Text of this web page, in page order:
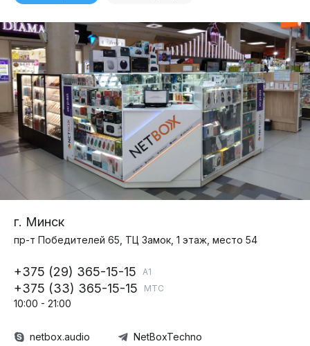
г. Минск
пр-т Победителей 65, ТЦ Замок, 1 этаж, место 54
А1
+375 (29) 365-15-15
МТС
+375 (33) 365-15-15
10:00 - 21:00
netbox.audio NetBoxTechno